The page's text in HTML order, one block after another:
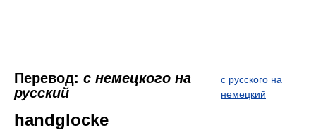
Перевод: с немецкого на
русский
с русского на
немецкий
handglocke